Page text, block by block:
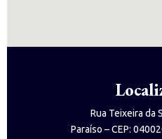
Rua Teixeira da
Paraíso – CEP: